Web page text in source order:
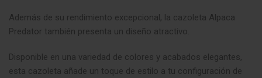
Además de su rendimiento excepcional, la cazoleta Alpaca
Predator también presenta un diseño atractivo.
Disponible en una variedad de colores y acabados elegantes,
esta cazoleta añade un toque de estilo a tu configuración de